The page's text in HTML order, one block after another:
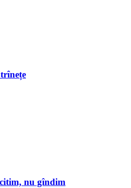
nu gîndim